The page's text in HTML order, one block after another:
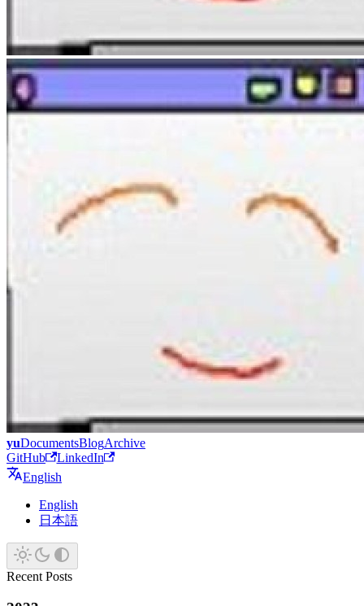
yuDocumentsBlogArchive
GitHub
LinkedIn
English
English
日本語
Recent Posts